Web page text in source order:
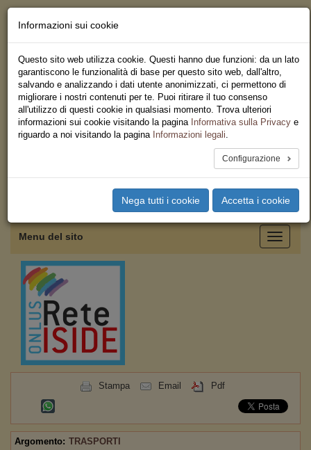
Servizi
Iscriviti
Ricerca
Area Stampa
Privacy
Federazione Regionale USB
Emilia Romagna
Toggle
Menu del sito
Stampa Email Pdf
Argomento: TRASPORTI
Informazioni sui cookie
Questo sito web utilizza cookie. Questi hanno due funzioni: da un lato
garantiscono le funzionalità di base per questo sito web, dall'altro,
salvando e analizzando i dati utente anonimizzati, ci permettono di
migliorare i nostri contenuti per te. Puoi ritirare il tuo consenso
all'utilizzo di questi cookie in qualsiasi momento. Trova ulteriori
informazioni sui cookie visitando la pagina Informativa sulla Privacy e
riguardo a noi visitando la pagina Informazioni legali.
Configurazione
Nega tutti i cookie Accetta i cookie